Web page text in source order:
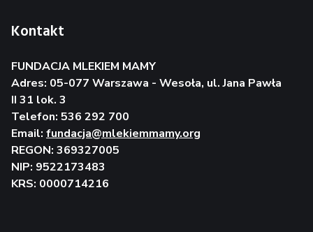
Kontakt
FUNDACJA MLEKIEM MAMY
Adres: 05-077 Warszawa - Wesoła, ul. Jana Pawła
II 31 lok. 3
Telefon: 536 292 700
Email: fundacja@mlekiemmamy.org
REGON: 369327005
NIP: 9522173483
KRS: 0000714216